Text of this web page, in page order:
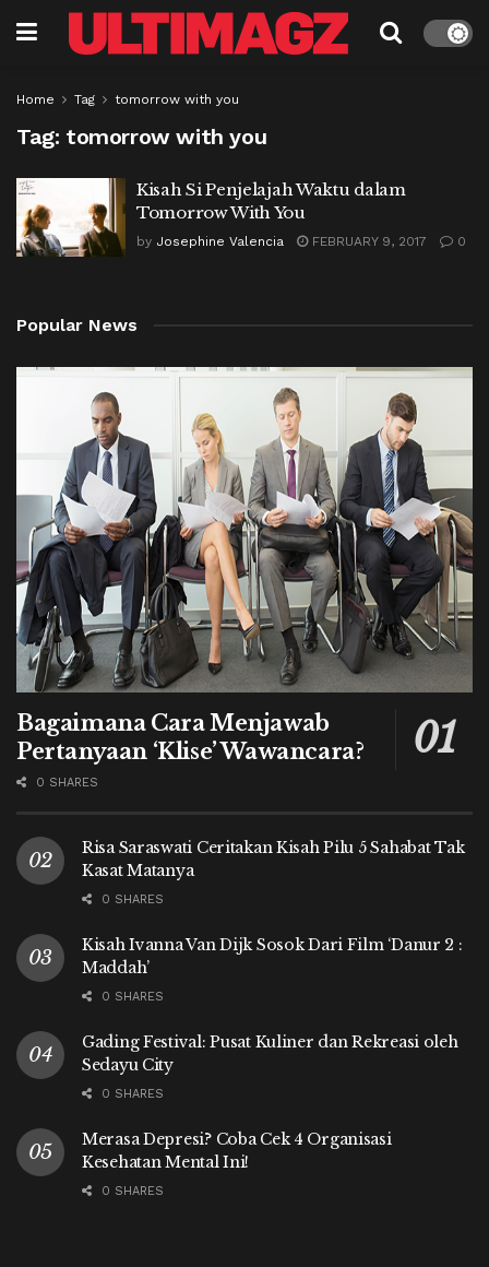
Home Tag tomorrow with you
Tag: tomorrow with you
Kisah Si Penjelajah Waktu dalam
Tomorrow With You
by Josephine Valencia FEBRUARY 9, 2017 0
Popular News
Bagaimana Cara Menjawab
Pertanyaan ‘Klise’ Wawancara?
0 SHARES
Risa Saraswati Ceritakan Kisah Pilu 5 Sahabat Tak
Kasat Matanya
0 SHARES
Kisah Ivanna Van Dijk Sosok Dari Film ‘Danur 2 :
Maddah’
0 SHARES
Gading Festival: Pusat Kuliner dan Rekreasi oleh
Sedayu City
0 SHARES
Merasa Depresi? Coba Cek 4 Organisasi
Kesehatan Mental Ini!
0 SHARES